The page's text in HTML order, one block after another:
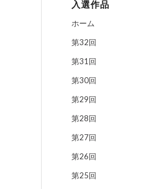
入選作品
ホーム
第32回
第31回
第30回
第29回
第28回
第27回
第26回
第25回